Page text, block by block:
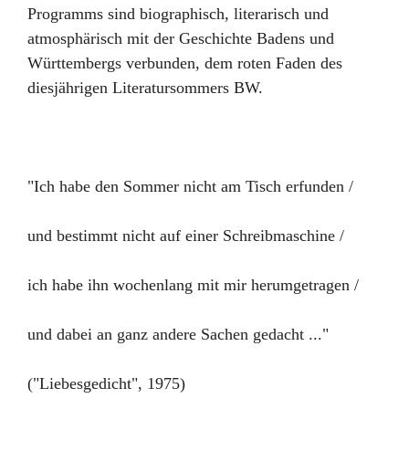
Programms sind biographisch, literarisch und
atmosphärisch mit der Geschichte Badens und
Württembergs verbunden, dem roten Faden des
diesjährigen Literatursommers BW.
"Ich habe den Sommer nicht am Tisch erfunden /
und bestimmt nicht auf einer Schreibmaschine /
ich habe ihn wochenlang mit mir herumgetragen /
und dabei an ganz andere Sachen gedacht ..."
("Liebesgedicht", 1975)